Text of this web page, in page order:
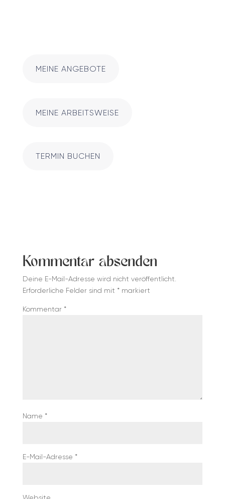
MEINE ANGEBOTE
MEINE ARBEITSWEISE
TERMIN BUCHEN
Kommentar absenden
Deine E-Mail-Adresse wird nicht veröffentlicht.
Erforderliche Felder sind mit *markiert
Kommentar *
Name *
E-Mail-Adresse *